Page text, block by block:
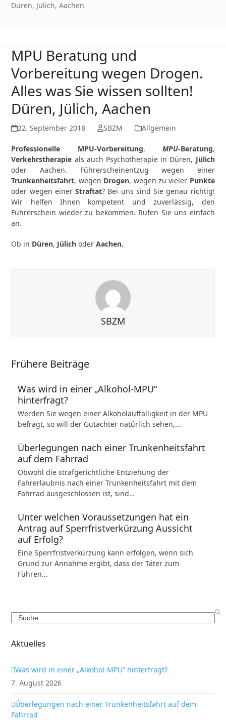
Düren, Jülich, Aachen
MPU Beratung und
Vorbereitung wegen Drogen.
Alles was Sie wissen sollten!
Düren, Jülich, Aachen
22. September 2018 SBZM Allgemein
Professionelle MPU-Vorbereitung, MPU-Beratung,
Verkehrstherapie als auch Psychotherapie in Düren, Jülich
oder Aachen. Führerscheinentzug wegen einer
Trunkenheitsfahrt, wegen Drogen, wegen zu vieler Punkte
oder wegen einerStraftat? Bei uns sind Sie genau richtig!
Wir helfen Ihnen kompetent und zuverlässig, den
Führerschein wieder zu bekommen. Rufen Sie uns einfach
an.
Ob in Düren, Jülich oderAachen.
SBZM
Frühere Beiträge
Was wird in einer „Alkohol-MPU“
hinterfragt?
Werden Sie wegen einer Alkoholauffälligkeit in der MPU
befragt, so will der Gutachter natürlich sehen,…
Überlegungen nach einer Trunkenheitsfahrt
auf dem Fahrrad
Obwohl die strafgerichtliche Entziehung der
Fahrerlaubnis nach einer Trunkenheitsfahrt mit dem
Fahrrad ausgeschlossen ist, sind…
Unter welchen Voraussetzungen hat ein
Antrag auf Sperrfristverkürzung Aussicht
auf Erfolg?
Eine Sperrfristverkürzung kann erfolgen, wenn sich
Grund zur Annahme ergibt, dass der Täter zum
Führen…
Search
Aktuelles
Was wird in einer „Alkohol-MPU“ hinterfragt?
7. August 2026
Überlegungen nach einer Trunkenheitsfahrt auf dem
Fahrrad